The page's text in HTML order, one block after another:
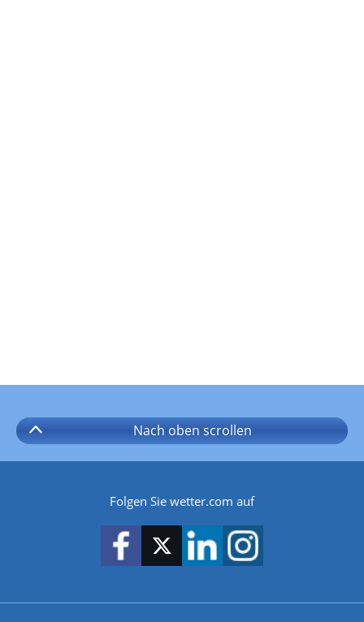
Nach oben scrollen
Folgen Sie wetter.com auf